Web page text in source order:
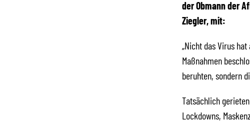
der Obmann der
Ziegler, mit:
„Nicht das Virus
Maßnahmen
beruhten, sondern
Tatsächlich
Lockdowns,